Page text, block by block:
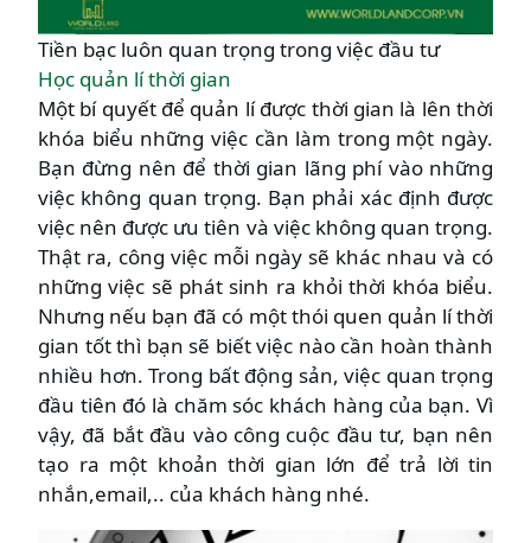
Tiền bạc luôn quan trọng trong việc đầu tư
Học quản lí thời gian
Một bí quyết để quản lí được thời gian là lên thời
khóa biểu những việc cần làm trong một ngày.
Bạn đừng nên để thời gian lãng phí vào những
việc không quan trọng. Bạn phải xác định được
việc nên được ưu tiên và việc không quan trọng.
Thật ra, công việc mỗi ngày sẽ khác nhau và có
những việc sẽ phát sinh ra khỏi thời khóa biểu.
Nhưng nếu bạn đã có một thói quen quản lí thời
gian tốt thì bạn sẽ biết việc nào cần hoàn thành
nhiều hơn. Trong bất động sản, việc quan trọng
đầu tiên đó là chăm sóc khách hàng của bạn. Vì
vậy, đã bắt đầu vào công cuộc đầu tư, bạn nên
tạo ra một khoản thời gian lớn để trả lời tin
nhắn,email,.. của khách hàng nhé.